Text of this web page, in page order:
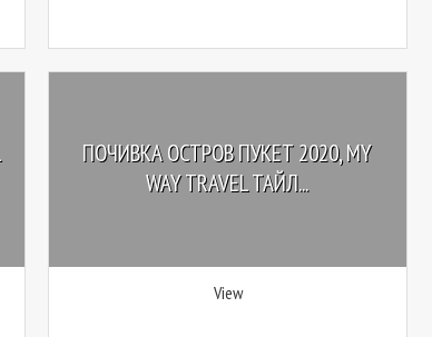
ПОЧИВКА ОСТРОВ ПУКЕТ 2020, MY
WAY TRAVEL ТАЙЛ...
View